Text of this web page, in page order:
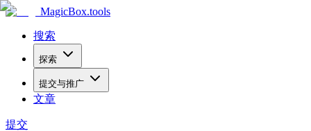
MagicBox.tools
搜索
探索
提交与推广
文章
提交